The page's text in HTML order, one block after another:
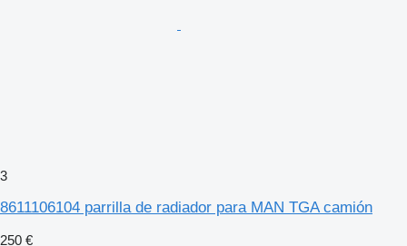
3
8611106104 parrilla de radiador para MAN TGA camión
250 €